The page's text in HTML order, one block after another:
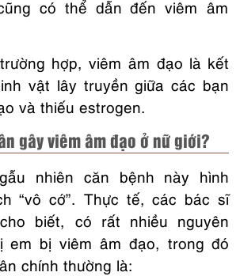
có thể dẫn đến viêm âm
hợp, viêm âm đạo là kết
vật lây truyền giữa các bạn
và thiếu estrogen.
gây viêm âm đạo ở nữ giới?
nhiên căn bệnh này hình
“vô cớ”. Thực tế, các bác sĩ
biết, có rất nhiều nguyên
em bị viêm âm đạo, trong đó
chính thường là: